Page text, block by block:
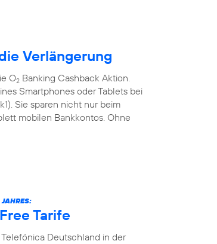
Verlängerung
O2 Banking Cashback Aktion.
Smartphones oder Tablets bei
Sie sparen nicht nur beim
mobilen Bankkontos. Ohne
JAHRES:
Free Tarife
Telefónica Deutschland in der